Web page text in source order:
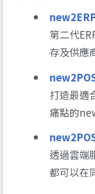
第二代
存及供應
打造最適
痛點的
透過雲端
都可以在